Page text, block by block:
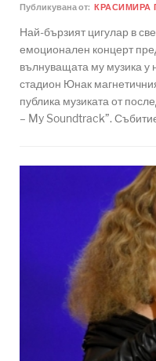
Публикувана от: КРАСИМИРА
Най-бързият цигулар в
емоционален концерт
вълнуващата му музика у
стадион Юнак
публика музиката от
– My Soundtrack”.